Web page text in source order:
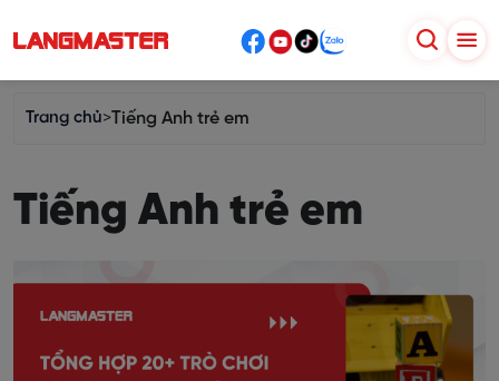
Trang chủ>Tiếng Anh trẻ em
Tiếng Anh trẻ em